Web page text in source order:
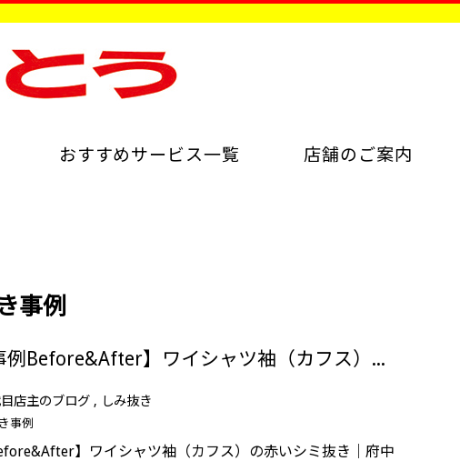
おすすめサービス一覧 店舗のご案内
事例
【しみ抜き事例Before&After】ワイシャツ袖（カフス）の赤いシミ抜き
目店主のブログ しみ抜き
事例
】ワイシャツ袖（カフス）の赤いシミ抜き｜府中